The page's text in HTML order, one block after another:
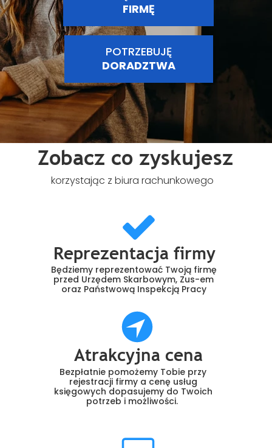
POTRZEBUJĘ
DORADZTWA
FIRMĘ
Bezpłatnie pomożemy Tobie przy
rejestracji firmy a cenę usług
księgowych dopasujemy do Twoich
potrzeb i możliwości.
Będziemy reprezentować Twoją firmę
przed Urzędem Skarbowym, Zus-em
oraz Państwową Inspekcją Pracy
Atrakcyjna cena
Reprezentacja firmy
korzystając z biura rachunkowego
Zobacz co zyskujesz